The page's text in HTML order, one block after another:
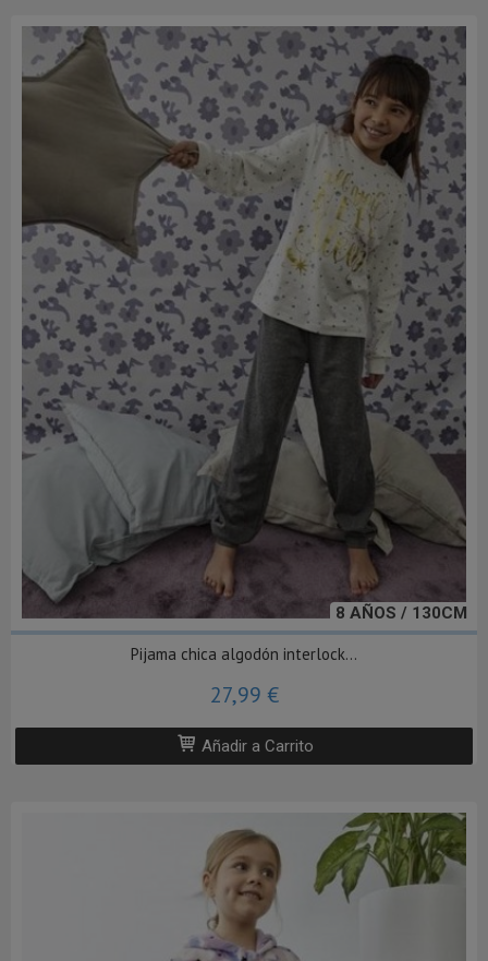
8 AÑOS / 130CM
Pijama chica algodón interlock...
27,99 €
Añadir a Carrito